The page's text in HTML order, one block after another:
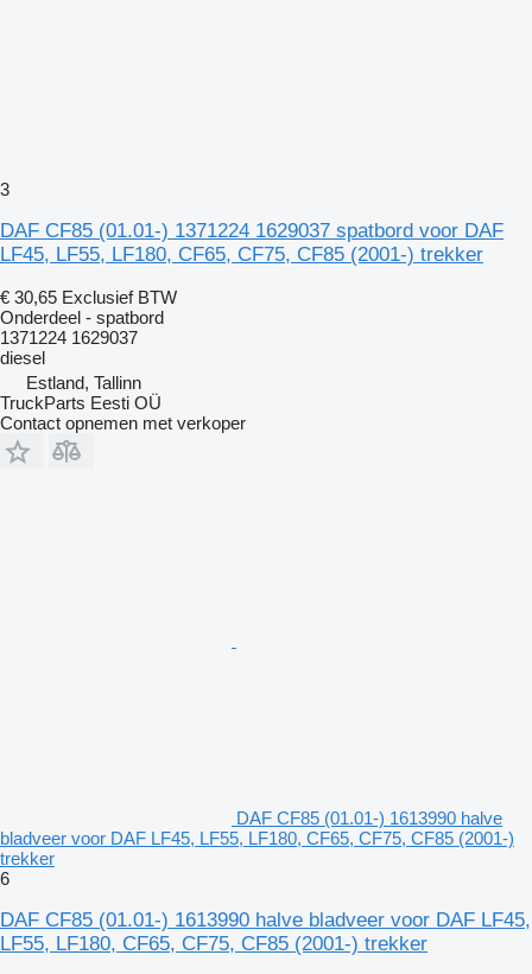
3
DAF CF85 (01.01-) 1371224 1629037 spatbord voor DAF
LF45, LF55, LF180, CF65, CF75, CF85 (2001-) trekker
€ 30,65 Exclusief BTW
Onderdeel - spatbord
1371224 1629037
diesel
Estland, Tallinn
TruckParts Eesti OÜ
Contact opnemen met verkoper
DAF CF85 (01.01-) 1613990 halve
bladveer voor DAF LF45, LF55, LF180, CF65, CF75, CF85 (2001-)
trekker
6
DAF CF85 (01.01-) 1613990 halve bladveer voor DAF LF45,
LF55, LF180, CF65, CF75, CF85 (2001-) trekker